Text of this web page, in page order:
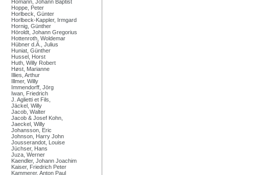
Homann, Johann Baptist
Hoppe, Peter
Horlbeck, Günter
Horlbeck-Kappler, Irmgard
Hornig, Günther
Höroldt, Johann Gregorius
Hottenroth, Woldemar
Hübner d.Ä., Julius
Huniat, Günther
Hussel, Horst
Huth, Willy Robert
Høst, Marianne
Illies, Arthur
Illmer, Willy
Immendorff, Jörg
Iwan, Friedrich
J. Aglietti et Fils,
Jäckel, Willy
Jacob, Walter
Jacob & Josef Kohn,
Jaeckel, Willy
Johansson, Eric
Johnson, Harry John
Jousserandot, Louise
Jüchser, Hans
Juza, Werner
Kaendler, Johann Joachim
Kaiser, Friedrich Peter
Kammerer, Anton Paul